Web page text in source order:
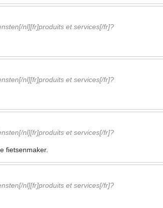
nl][fr]produits et services[/fr]?
nl][fr]produits et services[/fr]?
nl][fr]produits et services[/fr]?
fietsenmaker.
nl][fr]produits et services[/fr]?